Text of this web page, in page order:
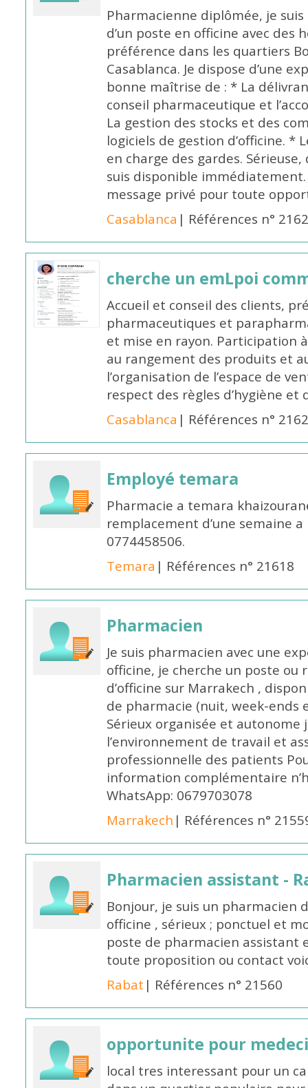
Pharmacienne diplômée, je
d’un poste en officine avec des
préférence dans les quartiers
Casablanca. Je dispose d’une
bonne maîtrise de : * La
conseil pharmaceutique et
La gestion des stocks et des
logiciels de gestion d’officine. *
en charge des gardes.
suis disponible
message privé pour toute
Casablanca | Références n°
cherche un emLpoi
Accueil et conseil des clients,
pharmaceutiques et
et mise en rayon. Participation
au rangement des produits et
l’organisation de l’espace de
respect des règles d’hygiène et
Casablanca | Références n°
Employé temara
Pharmacie a temara
remplacement d’une semaine
0774458506.
Temara | Références n° 21618
Pharmacien
Je suis pharmacien avec une
officine, je cherche un poste
d’officine sur Marrakech ,
de pharmacie (nuit, week-ends
Sérieux organisée et autonome
l’environnement de travail et
professionnelle des patients
information complémentaire
WhatsApp: 0679703078
Marrakech | Références n°
Pharmacien assistant -
Bonjour, je suis un pharmacien
officine , sérieux ; ponctuel et
poste de pharmacien
toute proposition ou contact
Rabat | Références n° 21560
opportunite pour
local tres interessant pour un